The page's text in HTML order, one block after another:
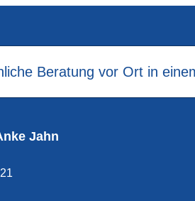
Beratung vor Ort in
Jahn